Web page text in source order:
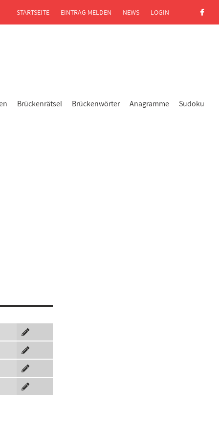
Brückenrätsel Brückenwörter Anagramme Sudoku
STARTSEITE EINTRAG MELDEN NEWS LOGIN